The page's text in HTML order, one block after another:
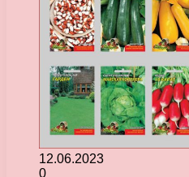
12.06.2023
0